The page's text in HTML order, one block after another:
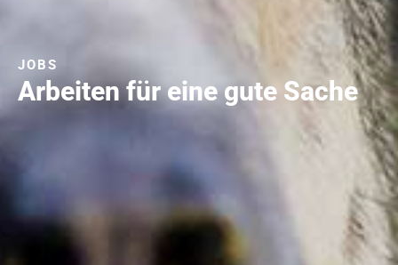
Arbeiten für eine gute Sache
JOBS